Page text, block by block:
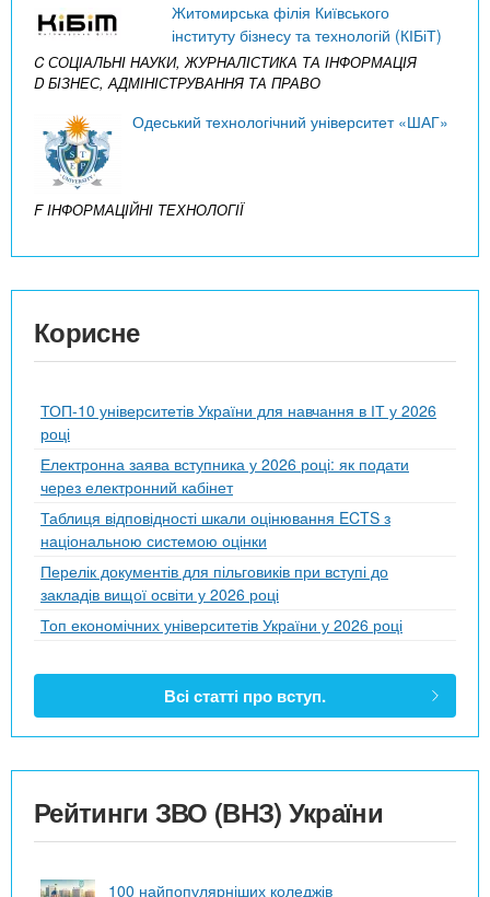
Житомирська філія Київського
інституту бізнесу та технологій (КІБіТ)
C СОЦІАЛЬНІ НАУКИ, ЖУРНАЛІСТИКА ТА ІНФОРМАЦІЯ
D БІЗНЕС, АДМІНІСТРУВАННЯ ТА ПРАВО
Одеський технологічний університет «ШАГ»
F ІНФОРМАЦІЙНІ ТЕХНОЛОГІЇ
Корисне
ТОП-10 університетів України для навчання в ІТ у 2026
році
Електронна заява вступника у 2026 році: як подати
через електронний кабінет
Таблиця відповідності шкали оцінювання ECTS з
національною системою оцінки
Перелік документів для пільговиків при вступі до
закладів вищої освіти у 2026 році
Топ економічних університетів України у 2026 році
Всі статті про вступ.
Рейтинги ЗВО (ВНЗ) України
100 найпопулярніших коледжів